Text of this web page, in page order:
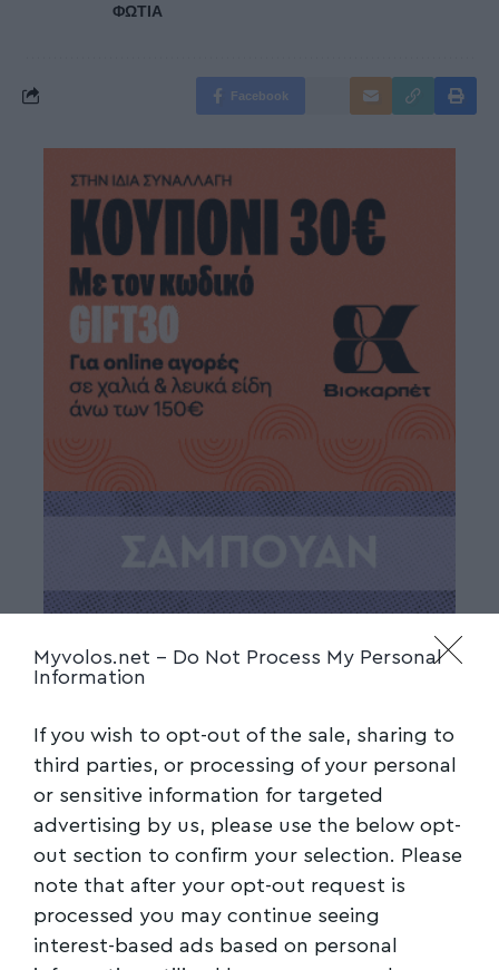
Myvolos.net - Do Not Process My Personal
Information
If you wish to opt-out of the sale, sharing to
third parties, or processing of your personal
or sensitive information for targeted
advertising by us, please use the below opt-
out section to confirm your selection. Please
note that after your opt-out request is
processed you may continue seeing
interest-based ads based on personal
ΦΩΤΙΑ
Facebook